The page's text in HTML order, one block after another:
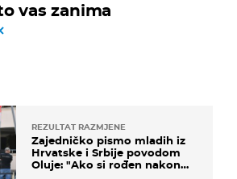
vas zanima
REZULTAT RAZMJENE
Zajedničko pismo mladih iz
Hrvatske i Srbije povodom
Oluje: "Ako si rođen nakon